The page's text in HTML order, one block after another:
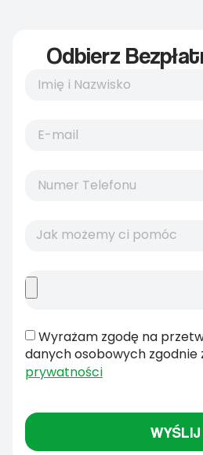
Odbierz
Wyrażam zgodę na
danych osobowych zgodnie
prywatności
WYŚLIJ